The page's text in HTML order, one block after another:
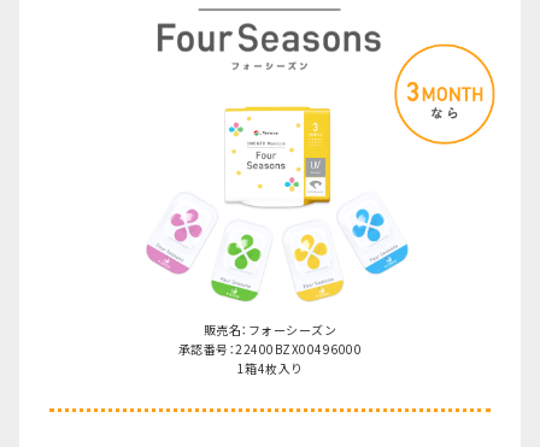
販売名：フォーシーズン
承認番号：22400BZX00496000
1箱4枚入り